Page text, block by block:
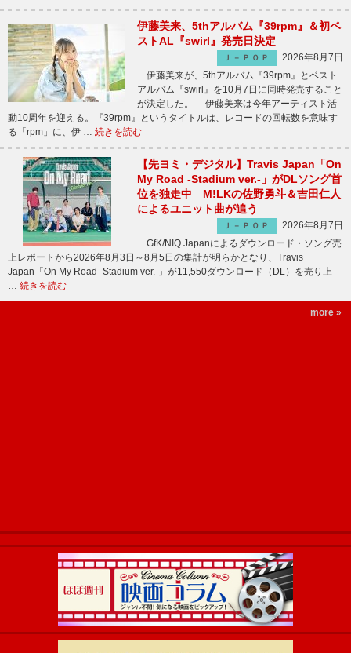
伊藤美来、5thアルバム『39rpm』＆初ベ
ストAL『swirl』発売日決定
Ｊ－ＰＯＰ
2026年8月7日
伊藤美来が、5thアルバム『39rpm』とベスト
アルバム『swirl』を10月7日に同時発売すること
が決定した。 伊藤美来は今年アーティスト活
動10周年を迎える。『39rpm』というタイトルは、レコードの回転数を意味す
る「rpm」に、伊 … 続きを読む
【先ヨミ・デジタル】Travis Japan「On
My Road -Stadium ver.-」がDLソング首
位を独走中 M!LKの佐野勇斗＆吉田仁人
によるユニット曲が追う
Ｊ－ＰＯＰ
2026年8月7日
GfK/NIQ Japanによるダウンロード・ソング売
上レポートから2026年8月3日～8月5日の集計が明らかとなり、Travis
Japan「On My Road -Stadium ver.-」が11,550ダウンロード（DL）を売り上
… 続きを読む
more »